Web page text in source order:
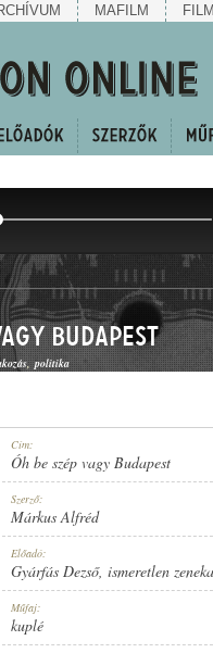
MAFILM
Budapest
politika
Cím:
Óh be szép vagy Budapest
Szerző:
Márkus Alfréd
Előadó:
Gyárfás Dezső, ismeretlen
Műfaj:
kuplé